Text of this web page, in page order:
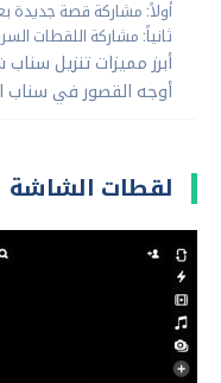
أولاً: مشاركة قصة جديدة
ثانياً: مشاركة اللقطات
أبرز مميزات تنزيل
أوجه القصور في سناب
لقطات الشاشة